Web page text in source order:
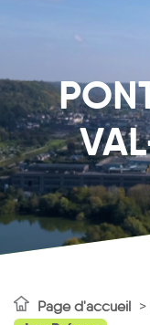
Page d'accueil